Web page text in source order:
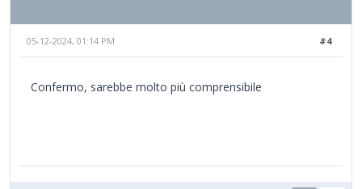
#4
05-12-2024, 01:14 PM
Confermo, sarebbe molto più comprensibile